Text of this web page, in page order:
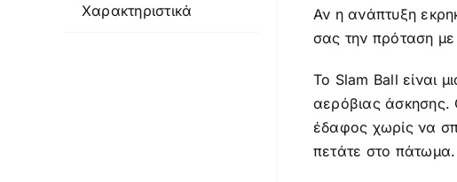
Χαρακτηριστικά
Αν η ανάπτυξη
σας την πρόταση
Το Slam Ball είναι
αερόβιας άσκησης.
έδαφος χωρίς να
πετάτε στο πάτωμα.